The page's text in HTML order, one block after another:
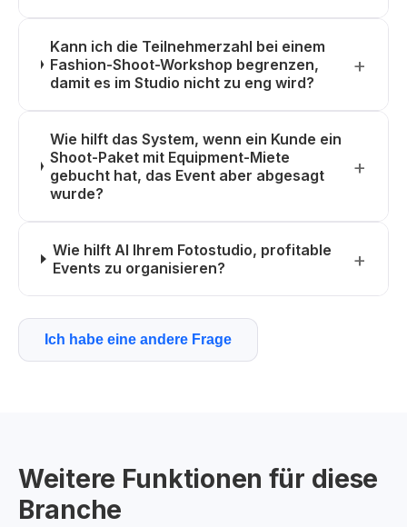
Kann ich die Teilnehmerzahl bei einem
Fashion-Shoot-Workshop begrenzen,
damit es im Studio nicht zu eng wird?
Wie hilft das System, wenn ein Kunde ein
Shoot-Paket mit Equipment-Miete
gebucht hat, das Event aber abgesagt
wurde?
Wie hilft AI Ihrem Fotostudio, profitable
Events zu organisieren?
Ich habe eine andere Frage
Weitere Funktionen für diese
Branche